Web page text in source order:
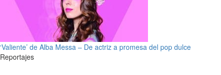
‘Valiente’ de Alba Messa – De actriz a promesa del pop dulce
Reportajes